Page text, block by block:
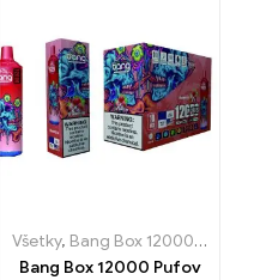
pokročilej Dual Mesh
technológii
Jednorazové e-cigaretky,
Všetky, Bang Box 12000 Pufov
Bang Box 12000 Pufov